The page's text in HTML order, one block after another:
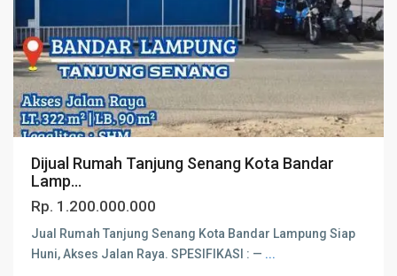
Dijual Rumah Tanjung Senang Kota Bandar
Lamp...
Rp. 1.200.000.000
Jual Rumah Tanjung Senang Kota Bandar Lampung Siap
Huni, Akses Jalan Raya. SPESIFIKASI : — ...